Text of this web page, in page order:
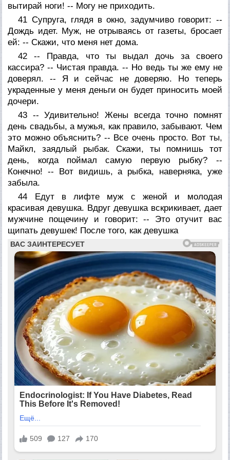
вытирай ноги! -- Могу не приходить.
41 Супруга, глядя в окно, задумчиво говорит: --
Дождь идет. Муж, не отрываясь от газеты, бросает
ей: -- Скажи, что меня нет дома.
42 -- Правда, что ты выдал дочь за своего
кассира? -- Чистая правда. -- Но ведь ты же ему не
доверял. -- Я и сейчас не доверяю. Но теперь
украденные у меня деньги он будет приносить моей
дочери.
43 -- Удивительно! Жены всегда точно помнят
день свадьбы, а мужья, как правило, забывают. Чем
это можно объяснить? -- Все очень просто. Вот ты,
Майкл, заядлый рыбак. Скажи, ты помнишь тот
день, когда поймал самую первую рыбку? --
Конечно! -- Вот видишь, а рыбка, наверняка, уже
забыла.
44 Едут в лифте муж с женой и молодая
красивая девушка. Вдруг девушка вскрикивает, дает
мужчине пощечину и говорит: -- Это отучит вас
щипать девушек! После того, как девушка